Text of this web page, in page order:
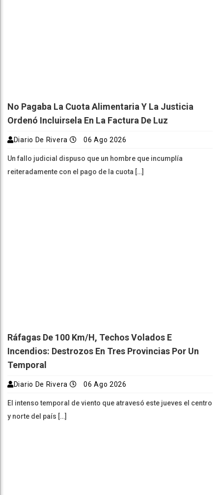
No Pagaba La Cuota Alimentaria Y La Justicia
Ordenó Incluirsela En La Factura De Luz
Diario De Rivera 06 Ago 2026
Un fallo judicial dispuso que un hombre que incumplía
reiteradamente con el pago de la cuota […]
Ráfagas De 100 Km/h, Techos Volados E
Incendios: Destrozos En Tres Provincias Por Un
Temporal
Diario De Rivera 06 Ago 2026
El intenso temporal de viento que atravesó este jueves el centro
y norte del país […]